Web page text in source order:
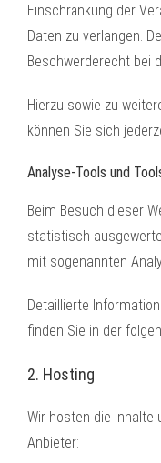
Einschränkung der
Daten zu verlangen.
Beschwerderecht bei
Hierzu sowie zu
können Sie sich
Analyse-Tools und
Beim Besuch dieser
statistisch
mit sogenannten
Detaillierte
finden Sie in der
2. Hosting
Wir hosten die Inhalte
Anbieter: